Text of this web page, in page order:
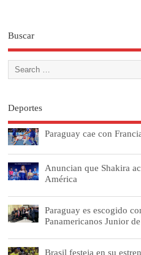
Buscar
Deportes
Paraguay cae con
Anuncian que Shakira
América
Paraguay es escogido
Panamericanos Junior
Brasil festeja en su